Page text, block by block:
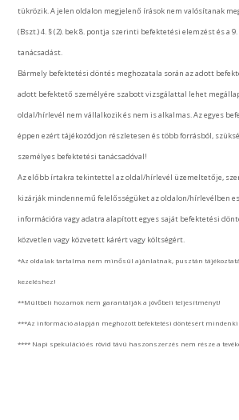
tükrözik. A jelen oldalon megjelenő írások nem valósítanak meg
(Bszt.) 4. § (2). bek 8. pontja szerinti befektetési elemzést és a
tanácsadást.
Bármely befektetési döntés meghozatala során az adott
adott befektető személyére szabott vizsgálattal lehet
oldal/hírlevél nem vállalkozik és nem is alkalmas. Az egyes
éppen ezért tájékozódjon részletesen és több forrásból,
személyes befektetési tanácsadóval!
Az előbb írtakra tekintettel az oldal/hírlevél üzemeltetője,
kizárják mindennemű felelősségüket az oldalon/hírlevélben
információra vagy adatra alapított egyes saját befektetési
közvetlen vagy közvetett kárért vagy költségért.
*Az oldalak tartalma nem minősül ajánlatnak, pusztán
kezeléshez!
**Múltbeli hozamok nem garantálják a jövőbeli teljesítményt!
***Az információ alapján meghozott befektetési döntésért
**** Napi spekuláció és rövid távú haszonszerzés nem része a